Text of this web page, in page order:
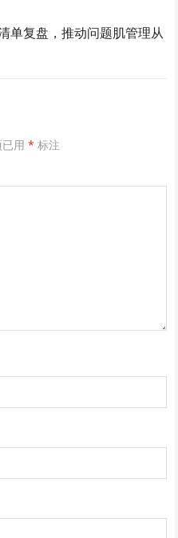
单复盘，推动问题肌管理从
已用* 标注